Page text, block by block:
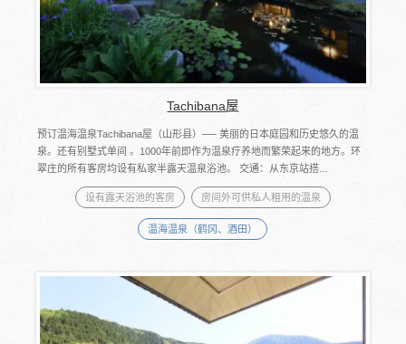
Tachibana屋
预订温海温泉Tachibana屋（山形县）── 美丽的日本庭园和历史悠久的温
泉。还有别墅式单间 。1000年前即作为温泉疗养地而繁荣起来的地方。环
翠庄的所有客房均设有私家半露天温泉浴池。 交通：从东京站搭...
设有露天浴池的客房 房间外可供私人租用的温泉
温海温泉（鹤冈、酒田）